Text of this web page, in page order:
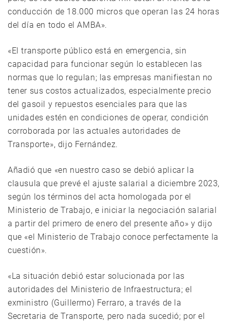
conducción de 18.000 micros que operan las 24 horas
del día en todo el AMBA».
«El transporte público está en emergencia, sin
capacidad para funcionar según lo establecen las
normas que lo regulan; las empresas manifiestan no
tener sus costos actualizados, especialmente precio
del gasoil y repuestos esenciales para que las
unidades estén en condiciones de operar, condición
corroborada por las actuales autoridades de
Transporte», dijo Fernández.
Añadió que «en nuestro caso se debió aplicar la
clausula que prevé el ajuste salarial a diciembre 2023,
según los términos del acta homologada por el
Ministerio de Trabajo, e iniciar la negociación salarial
a partir del primero de enero del presente año» y dijo
que «el Ministerio de Trabajo conoce perfectamente la
cuestión».
«La situación debió estar solucionada por las
autoridades del Ministerio de Infraestructura; el
exministro (Guillermo) Ferraro, a través de la
Secretaria de Transporte, pero nada sucedió; por el